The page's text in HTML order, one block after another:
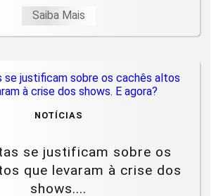
Saiba Mais
NOTÍCIAS
se justificam sobre os
que levaram à crise dos
shows....